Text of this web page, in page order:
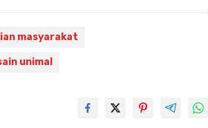
masyarakat
unimal